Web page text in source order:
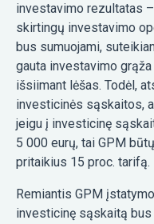
investavimo rezultatas
skirtingų investavimo
bus sumuojami,
gauta investavimo
išsiimant lėšas. Todėl,
investicinės sąskaitos,
jeigu į investicinę
5 000 eurų, tai GPM
pritaikius 15 proc. tarifą.
Remiantis GPM
investicinę sąskaitą